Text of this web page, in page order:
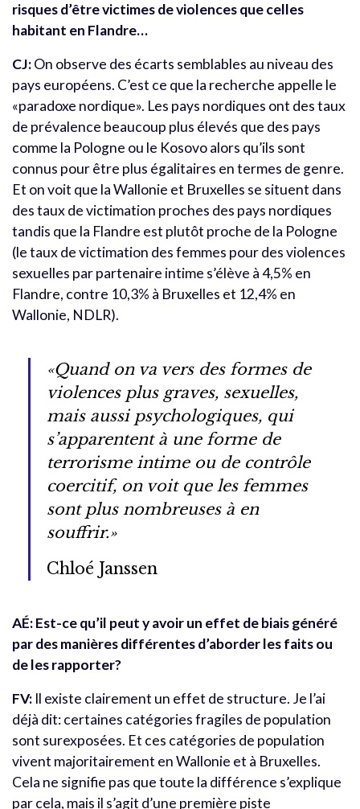
risques d’être victimes de violences que celles
habitant en Flandre…
CJ:On observe des écarts semblables au niveau des
pays européens. C’est ce que la recherche appelle le
«paradoxe nordique». Les pays nordiques ont des taux
de prévalence beaucoup plus élevés que des pays
comme la Pologne ou le Kosovo alors qu’ils sont
connus pour être plus égalitaires en termes de genre.
Et on voit que la Wallonie et Bruxelles se situent dans
des taux de victimation proches des pays nordiques
tandis que la Flandre est plutôt proche de la Pologne
(le taux de victimation des femmes pour des violences
sexuelles par partenaire intime s’élève à 4,5% en
Flandre, contre 10,3% à Bruxelles et 12,4% en
Wallonie, NDLR).
«Quand on va vers des formes de
violences plus graves, sexuelles,
mais aussi psychologiques, qui
s’apparentent à une forme de
terrorisme intime ou de contrôle
coercitif, on voit que les femmes
sont plus nombreuses à en
souffrir.»
Chloé Janssen
AÉ: Est-ce qu’il peut y avoir un effet de biais généré
par des manières différentes d’aborder les faits ou
de les rapporter?
FV: Il existe clairement un effet de structure. Je l’ai
déjà dit: certaines catégories fragiles de population
sont surexposées. Et ces catégories de population
vivent majoritairement en Wallonie et à Bruxelles.
Cela ne signifie pas que toute la différence s’explique
par cela, mais il s’agit d’une première piste